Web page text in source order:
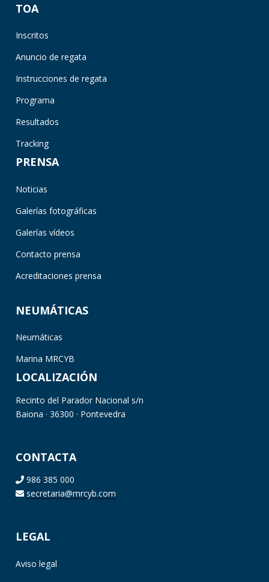
TOA
Inscritos
Anuncio de regata
Instrucciones de regata
Programa
Resultados
Tracking
PRENSA
Noticias
Galerías fotográficas
Galerías vídeos
Contacto prensa
Acreditaciones prensa
NEUMÁTICAS
Neumáticas
Marina MRCYB
LOCALIZACIÓN
Recinto del Parador Nacional s/n
Baiona · 36300 · Pontevedra
CONTACTA
986 385 000
secretaria@mrcyb.com
LEGAL
Aviso legal